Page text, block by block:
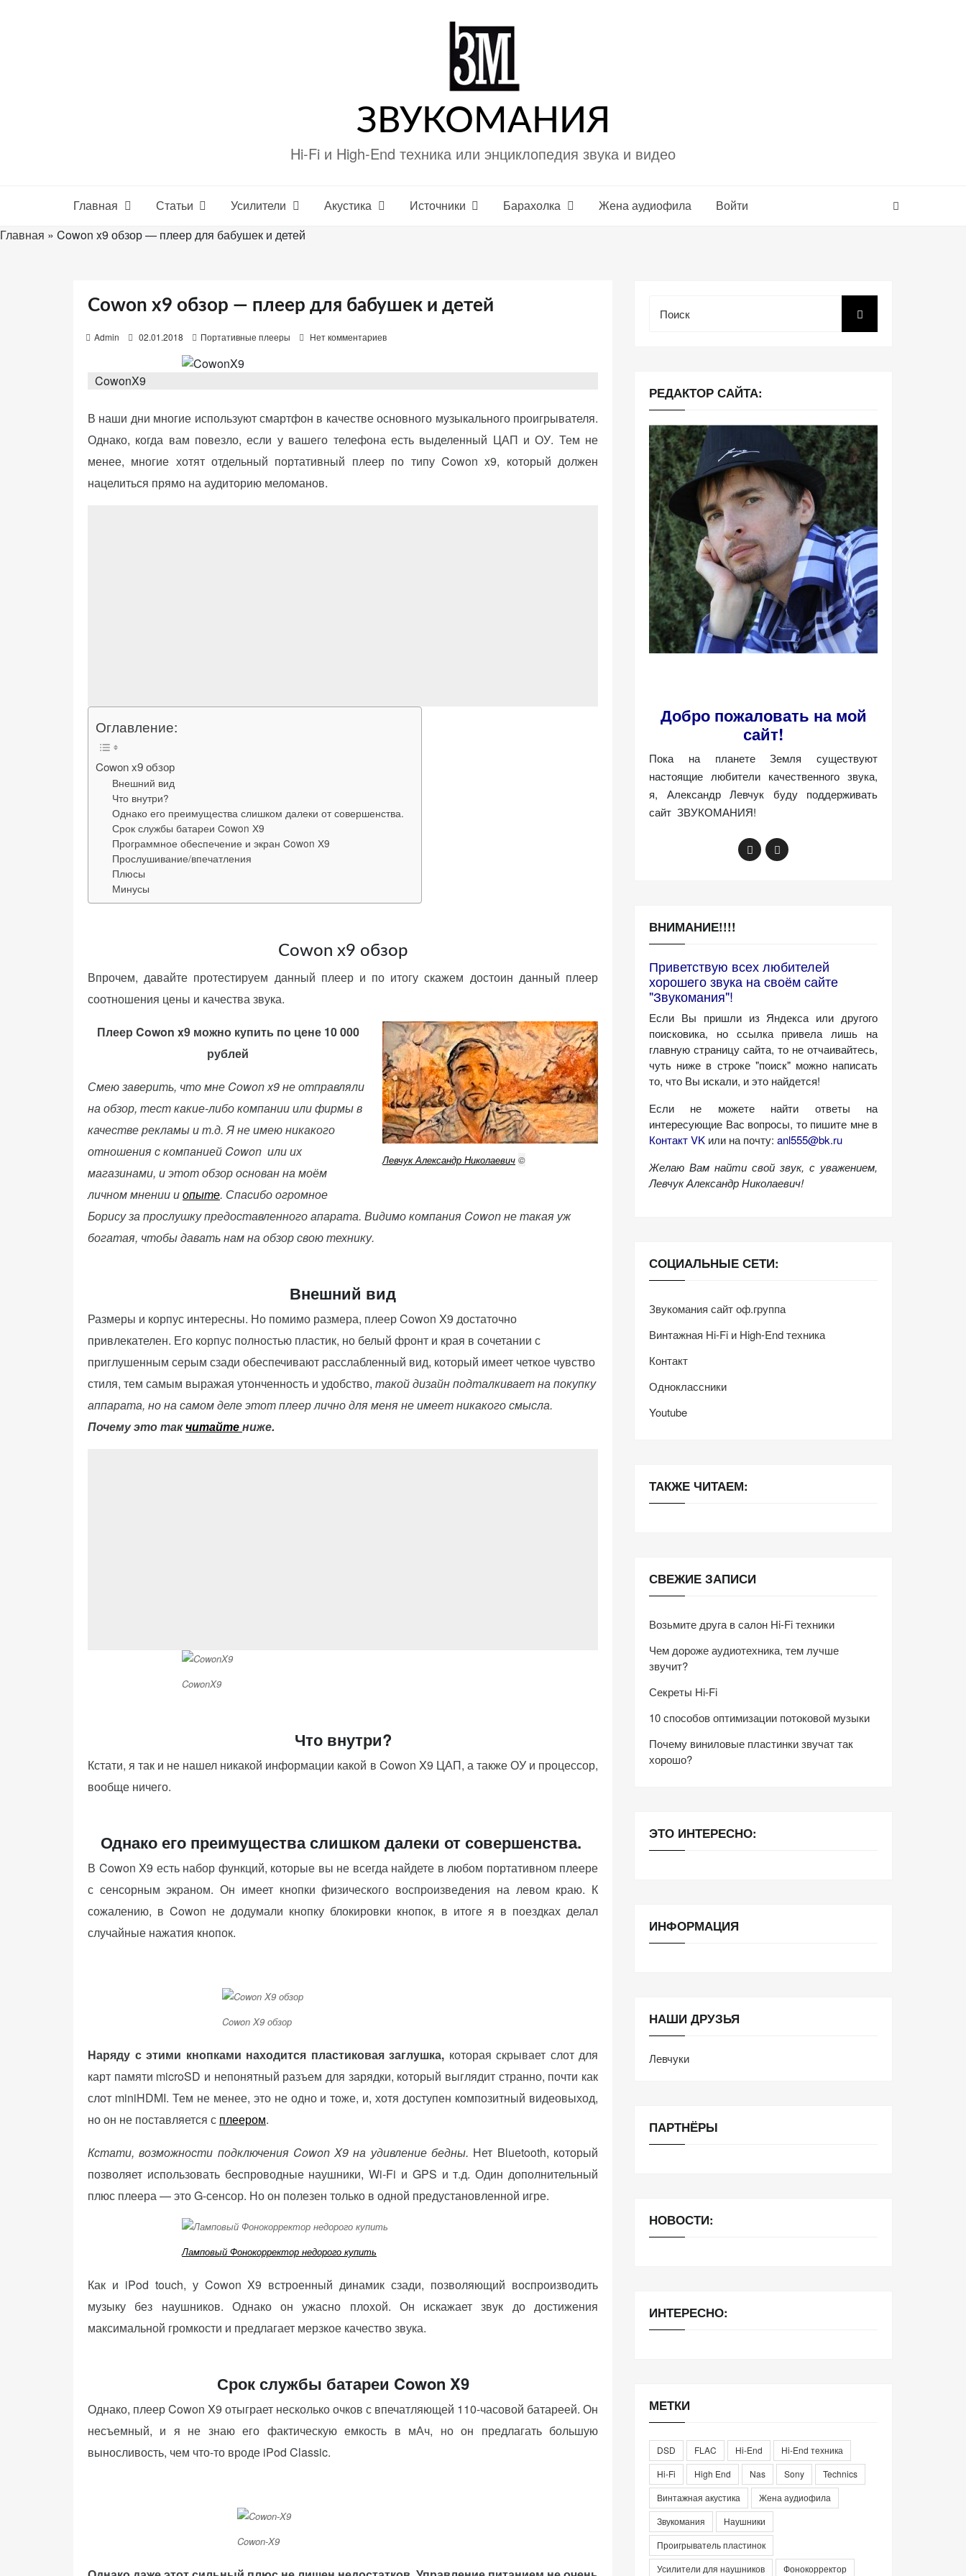
ЗВУКОМАНИЯ
Hi-Fi и High-End техника или энциклопедия звука и видео
Главная Статьи Усилители Акустика Источники Барахолка Жена аудиофила
Войти
Главная » Cowon x9 обзор — плеер для бабушек и детей
Cowon x9 обзор — плеер для бабушек и детей
Admin
t
e
o
n
02.01.2018 Портативные плееры Нет комментариев
CowonX9
В наши дни многие используют смартфон в качестве основного музыкального проигрывателя.
Однако, когда вам повезло, если у вашего телефона есть выделенный ЦАП и ОУ. Тем не
менее, многие хотят отдельный портативный плеер по типу Cowon x9, который должен
нацелиться прямо на аудиторию меломанов.
Оглавление:
Cowon x9 обзор
Внешний вид
Что внутри?
Однако его преимущества слишком далеки от совершенства.
Срок службы батареи Cowon X9
Программное обеспечение и экран Cowon X9
Прослушивание/впечатления
Плюсы
Минусы
Cowon x9 обзор
Впрочем, давайте протестируем данный плеер и по итогу скажем достоин данный плеер
соотношения цены и качества звука.
Левчук Александр Николаевич ©
Плеер Cowon x9 можно купить по цене 10 000
рублей
Смею заверить, что мне Cowon x9 не отправляли
на обзор, тест какие-либо компании или фирмы в
качестве рекламы и т.д. Я не имею никакого
отношения с компанией Cowon или их
магазинами, и этот обзор основан на моём
личном мнении иопыте. Спасибо огромное
Борису за прослушку предоставленного апарата. Видимо компания Cowonне такая уж
богатая, чтобы давать нам на обзор свою технику.
Внешний вид
Размеры и корпус интересны. Но помимо размера, плеер Cowon X9 достаточно
привлекателен. Его корпус полностью пластик, но белый фронт и края в сочетании с
приглушенным серым сзади обеспечивают расслабленный вид, который имеет четкое чувство
стиля, тем самым выражая утонченность и удобство, такой дизайн подталкивает на покупку
аппарата, но на самом деле этот плеер лично для меня не имеет никакого смысла.
Почему это такчитайтениже.
CowonX9
Что внутри?
Кстати, я так и не нашел никакой информации какой в Cowon X9 ЦАП, а также ОУ и процессор,
вообще ничего.
Однако его преимущества слишком далеки от совершенства.
В Cowon X9 есть набор функций, которые вы не всегда найдете в любом портативном плеере
с сенсорным экраном. Он имеет кнопки физического воспроизведения на левом краю. К
сожалению, в Cowon не додумали кнопку блокировки кнопок, в итоге я в поездках делал
случайные нажатия кнопок.
Cowon X9 обзор
Наряду с этими кнопками находится пластиковая заглушка, которая скрывает слот для
карт памяти microSD и непонятный разъем для зарядки, который выглядит странно, почти как
слот miniHDMI. Тем не менее, это не одно и тоже, и, хотя доступен композитный видеовыход,
но он не поставляется с плеером.
Кстати, возможности подключения Cowon X9 на удивление бедны. Нет Bluetooth, который
позволяет использовать беспроводные наушники, Wi-Fi и GPS и т.д. Один дополнительный
плюс плеера — это G-сенсор. Но он полезен только в одной предустановленной игре.
Ламповый Фонокорректор недорого купить
Как и iPod touch, у Cowon X9 встроенный динамик сзади, позволяющий воспроизводить
музыку без наушников. Однако он ужасно плохой. Он искажает звук до достижения
максимальной громкости и предлагает мерзкое качество звука.
Срок службы батареи Cowon X9
Однако, плеер Cowon X9 отыграет несколько очков с впечатляющей 110-часовой батареей. Он
несъемный, и я не знаю его фактическую емкость в мАч, но он предлагать большую
выносливость, чем что-то вроде iPod Classic.
Cowon-X9
РЕДАКТОР САЙТА:
Добро пожаловать на мой
сайт!
Пока на планете Земля существуют
настоящие любители качественного звука,
я, Александр Левчук буду поддерживать
сайт ЗВУКОМАНИЯ!
ВНИМАНИЕ!!!!
Приветствую всех любителей
хорошего звука на своём сайте
"Звукомания"!
Если Вы пришли из Яндекса или другого
поисковика, но ссылка привела лишь на
главную страницу сайта, то не отчаивайтесь,
чуть ниже в строке "поиск" можно написать
то, что Вы искали, и это найдется!
Если не можете найти ответы на
интересующие Вас вопросы, то пишите мне в
Контакт VK или на почту: anl555@bk.ru
Желаю Вам найти свой звук, с уважением,
Левчук Александр Николаевич!
СОЦИАЛЬНЫЕ СЕТИ:
Звукомания сайт оф.группа
Винтажная Hi-Fi и High-End техника
Контакт
Одноклассники
Youtube
ТАКЖЕ ЧИТАЕМ:
СВЕЖИЕ ЗАПИСИ
Возьмите друга в салон Hi-Fi техники
Чем дороже аудиотехника, тем лучше
звучит?
Секреты Hi-Fi
10 способов оптимизации потоковой музыки
Почему виниловые пластинки звучат так
хорошо?
ЭТО ИНТЕРЕСНО:
ИНФОРМАЦИЯ
НАШИ ДРУЗЬЯ
Левчуки
ПАРТНЁРЫ
НОВОСТИ:
ИНТЕРЕСНО:
МЕТКИ
DSD FLAC Hi-End
Hi-End техника
Hi-Fi
High End Nas Sony
Technics
Винтажная акустика
Жена аудиофила
Звукомания
Наушники
Проигрыватель пластинок
Усилители для наушников
Фонокорректор
Функциональные
работу сайта. Если
функции веб-сайта
(Яндекс.Метрика).
Анонимно, без
Маркетинговые
Яндекс.Директ:
персонализированная
реклама на основе
Рассказывая о своих
поведении при
сайта, вы повышаете
предложений.